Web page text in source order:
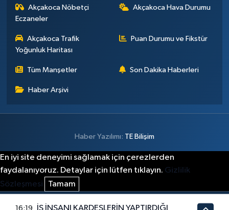
Akçakoca Nöbetçi
Eczaneler
Akçakoca Hava Durumu
Akçakoca Trafik
Yoğunluk Haritası
Puan Durumu ve Fikstür
Tüm Manşetler Son Dakika Haberleri
Haber Arşivi
Haber Yazılımı: TE Bilişim
En iyi site deneyimi sağlamak için çerezlerden
faydalanıyoruz. Detaylar için lütfen tıklayın. Gizlilik
Sözleşmesi
Tamam
16:19 İŞ İNSANI KARDEŞLERİN YAPTIRDIĞI